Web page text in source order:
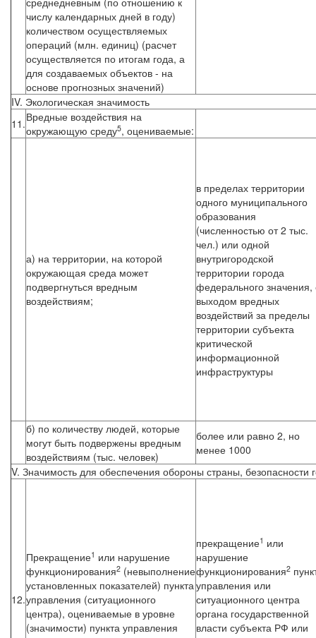
числу календарных дней в году)
количеством осуществляемых
операций (млн. единиц) (расчет
осуществляется по итогам года, а
для создаваемых объектов - на
основе прогнозных значений)
IV. Экологическая значимость
11.Вредные воздействия на
окружающую среду5, оцениваемые:
а) на территории, на которой
окружающая среда может
подвергнуться вредным
воздействиям;
в пределах территории
одного муниципального
образования
(численностью от 2 тыс.
чел.) или одной
внутригородской
территории города
федерального значения,
выходом вредных
воздействий за пределы
территории субъекта
критической
информационной
инфраструктуры
б) по количеству людей, которые
могут быть подвержены вредным
воздействиям (тыс. человек)
более или равно 2, но
менее 1000
V. Значимость для обеспечения обороны страны, безопасности
12.
Прекращение1 или нарушение
функционирования2 (невыполнение
установленных показателей) пункта
управления (ситуационного
центра), оцениваемые в уровне
(значимости) пункта управления
прекращение1 или
нарушение
функционирования2
управления или
ситуационного центра
органа государственной
власти субъекта РФ или